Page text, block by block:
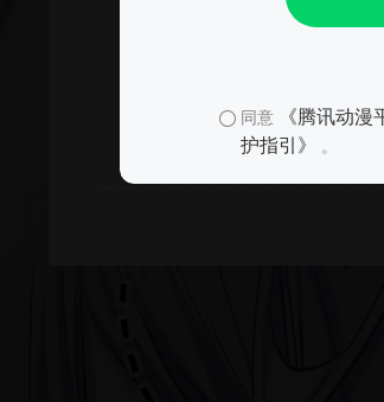
同意 《腾讯动漫
护指引》
。